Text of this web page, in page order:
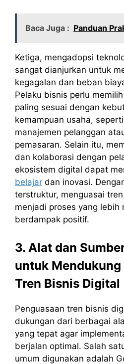
Baca Juga : Panduan
Ketiga, mengadopsi
sangat dianjurkan untuk
kegagalan dan beban
Pelaku bisnis perlu
paling sesuai dengan
kemampuan usaha,
manajemen pelanggan
pemasaran. Selain itu,
dan kolaborasi dengan
ekosistem digital dapat
belajar dan inovasi.
terstruktur, menguasai
menjadi proses yang lebih
berdampak positif.
3. Alat dan
untuk Mendukung
Tren Bisnis Digital
Penguasaan tren bisnis
dukungan dari berbagai
yang tepat agar
berjalan optimal. Salah
umum digunakan adalah